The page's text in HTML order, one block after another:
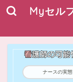
Myセル
ナースの実態